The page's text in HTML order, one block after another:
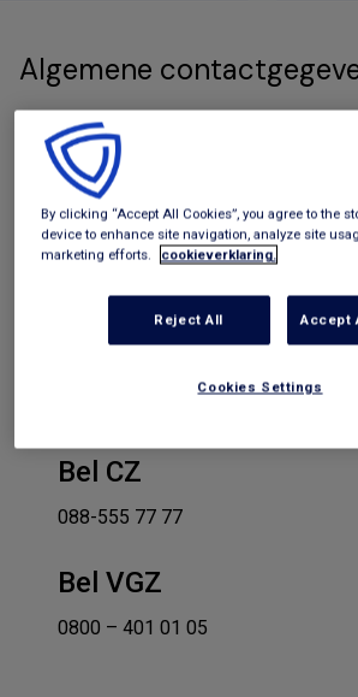
Algemene
Telefoonnummer
(013) 50 75 200 en 14 013
Adres
5111 CC Baarle-Nassau
Contact verzekeraar
Bel CZ
088-555 77 77
Bel VGZ
0800 – 401 01 05
By clicking “Accept All Cookies”, you agree to the
device to enhance site navigation, analyze site
marketing efforts.
cookieverklaring.
Reject All Accept
Cookies Settings